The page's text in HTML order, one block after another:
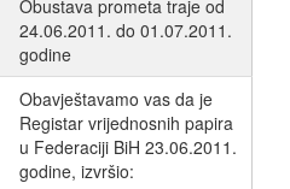
Obustava prometa traje od
24.06.2011. do 01.07.2011.
godine
Obavještavamo vas da je
Registar vrijednosnih papira
u Federaciji BiH 23.06.2011.
godine, izvršio: